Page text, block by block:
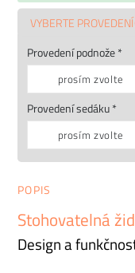
VYBERTE PROVEDENÍ
Provedení podnože *
prosím zvolte
Provedení sedáku *
prosím zvolte
POPIS
Stohovatelná
Design a